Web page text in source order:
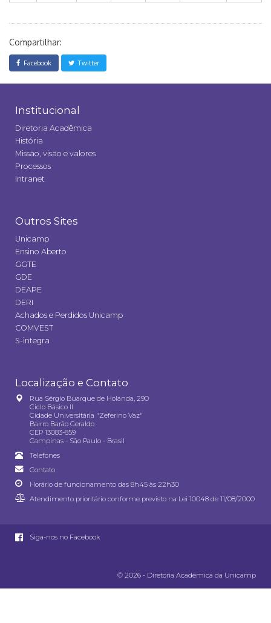
Compartilhar:
Facebook Twitter
Institucional
Diretoria Acadêmica
História
Missão, visão e valores
Processos
Intranet
Outros Sites
Unicamp
Ensino Aberto
GGTE
GDE
DEAPE
DERI
Achados e Perdidos Unicamp
COMVEST
S-integra
Localização e Contato
Rua Sérgio Buarque de Holanda, 290
Ciclo Básico II
Cidade Universitária "Zeferino Vaz"
Bairro Barão Geraldo
CEP 13083-859
Campinas - São Paulo - Brasil
Telefones
Contato
Horário de funcionamento das 8h45 às 22h30
Atendimento prioritário conforme previsto na Lei 10048 de 11/08/2000
Siga-nos no Facebook
© 2026 - Diretoria Acadêmica da Unicamp